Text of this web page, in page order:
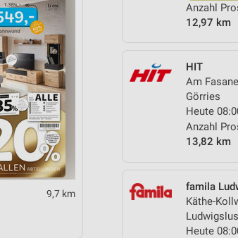
Anzahl
12,97 km
HIT
Am
Görries
Heute
Anzahl
13,82 km
famila
Käthe-
Heute
9,7 km